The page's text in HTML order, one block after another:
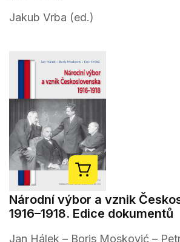
Jakub Vrba (ed.)
Národní výbor a vznik
1916–1918. Edice dokumentů
Jan Hálek – Boris Mosković –